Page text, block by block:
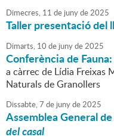
Dimecres, 11 de junyde2025
Taller presentació del
Dimarts, 10 de junyde2025
Conferència de Fauna:
a càrrec de Lídia Freixas
Naturals de Granollers
Dissabte,7 de junyde2025
Assemblea General
del casal